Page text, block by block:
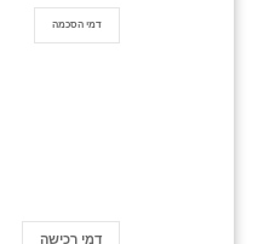
דמי הסכמה
דמי רכישה